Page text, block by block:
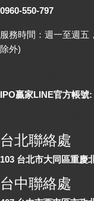
0960-550-797
服務時間：週一至週五
除外)
IPO贏家LINE官方帳號
台北聯絡處
103 台北市大同區重慶
台中聯絡處